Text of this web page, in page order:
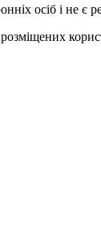
осіб і не є